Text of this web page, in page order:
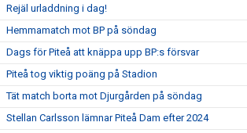
Rejäl urladdning i dag!
Hemmamatch mot BP på söndag
Dags för Piteå att knäppa upp BP:s försvar
Piteå tog viktig poäng på Stadion
Tät match borta mot Djurgården på söndag
Stellan Carlsson lämnar Piteå Dam efter 2024